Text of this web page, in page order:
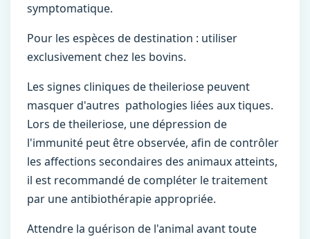
symptomatique.
Pour les espèces de destination : utiliser
exclusivement chez les bovins.
Les signes cliniques de theileriose peuvent
masquer d'autres pathologies liées aux tiques.
Lors de theileriose, une dépression de
l'immunité peut être observée, afin de contrôler
les affections secondaires des animaux atteints,
il est recommandé de compléter le traitement
par une antibiothérapie appropriée.
Attendre la guérison de l'animal avant toute